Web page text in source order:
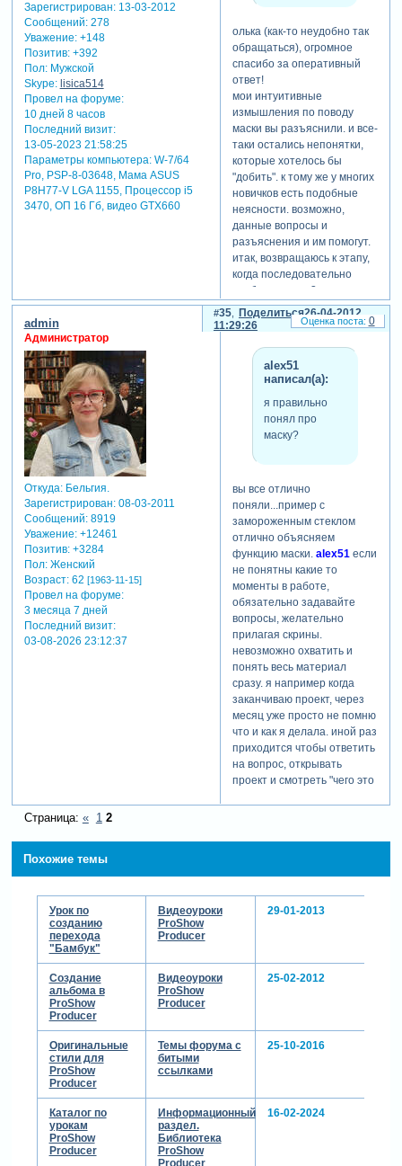
Зарегистрирован: 13-03-2012
Сообщений:278
Уважение: +148
Позитив: +392
Пол:Мужской
Skype: lisica514
Провел на форуме:
10 дней 8 часов
Последний визит:
13-05-2023 21:58:25
Параметры компьютера:W-7/64
Pro, PSP-8-03648, Мама ASUS
P8H77-V LGA 1155, Процессор i5
3470, ОП 16 Гб, видео GTX660
олька (как-то неудобно так
обращаться), огромное
спасибо за оперативный
ответ!
мои интуитивные
измышления по поводу
маски вы разъяснили. и все-
таки остались непонятки,
которые хотелось бы
"добить". к тому же у многих
новичков есть подобные
неясности. возможно,
данные вопросы и
разъяснения и им помогут.
итак, возвращаюсь к этапу,
когда последовательно
отображаются 3
фотографии, закрытые
(если можно так
размер маски в данном
случае равен настроенному
размеру экрана,
правильно? тогда если
какая-то из фотографий
будет размером меньше,
местах будет чернота,
которую, как вариант, можно
закрыть общим фоном на
слайде (слой фона должен
располагаться ниже всех
слоев, правильно).
естественно, при
увеличении размеров
фотографии с течением
времени ее отображаемая
часть будет ограничена
установленными
размерами маски. я
правильно понял ваше
объяснение?
и еще. мне вдруг в голову
пришла (для лучшего
понимания функции маски)
аналогия с замороженным
окном. когда находишься в
полностью замерзло и
основным белым фоном и с
часть стекла, получается
и т.д.) в центре (или в
любом другом месте
Поделиться
35
26-04-2012
11:29:26
admin
Администратор
Откуда:Бельгия.
Зарегистрирован: 08-03-2011
Сообщений:8919
Уважение: +12461
Позитив: +3284
Пол:Женский
Возраст:62 [1963-11-15]
Провел на форуме:
3 месяца 7 дней
Последний визит:
03-08-2026 23:12:37
alex51
написал(а):
я правильно
понял про
маску?
вы все отлично
поняли...пример с
замороженным стеклом
отлично объясняем
функцию маски. alex51если
не понятны какие то
моменты в работе,
обязательно задавайте
вопросы, желательно
прилагая скрины.
невозможно охватить и
понять весь материал
сразу. я например когда
заканчиваю проект, через
месяц уже просто не помню
что и как я делала. иной раз
приходится чтобы ответить
на вопрос, открывать
проект и смотреть "чего это
0
Страница: « 1 2
Похожие темы
Урок по
созданию
перехода
"Бамбук"
Видеоуроки
ProShow
Producer
29-01-2013
Создание
альбома в
ProShow
Producer
Видеоуроки
ProShow
Producer
25-02-2012
Оригинальные
стили для
ProShow
Producer
Темы форума с
битыми
ссылками
25-10-2016
Каталог по
урокам
ProShow
Producer
Информационный
раздел.
Библиотека
ProShow
Producer
16-02-2024